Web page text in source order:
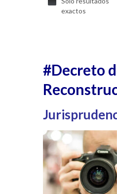
exactos
#Decreto